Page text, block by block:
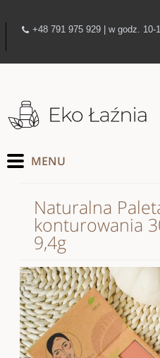
+48 791 975 929 | w godz. 10-
Naturalna
konturowania
9,4g